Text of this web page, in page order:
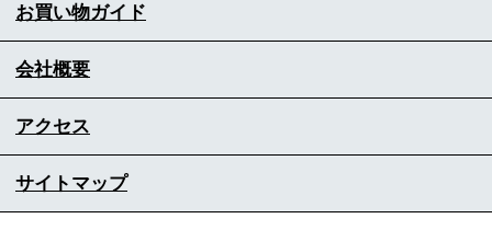
お買い物ガイド
会社概要
アクセス
サイトマップ